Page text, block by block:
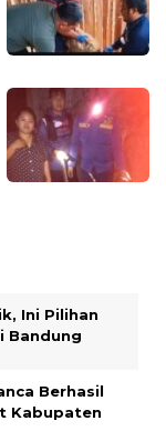
Ini Pilihan
Bandung
Berhasil
Kabupaten